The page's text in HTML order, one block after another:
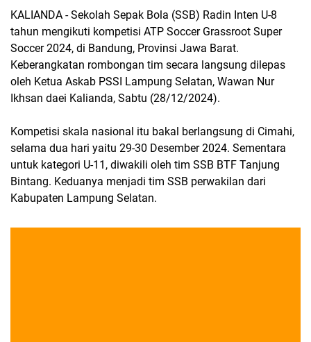
KALIANDA - Sekolah Sepak Bola (SSB) Radin Inten U-8
tahun mengikuti kompetisi ATP Soccer Grassroot Super
Soccer 2024, di Bandung, Provinsi Jawa Barat.
Keberangkatan rombongan tim secara langsung dilepas
oleh Ketua Askab PSSI Lampung Selatan, Wawan Nur
Ikhsan daei Kalianda, Sabtu (28/12/2024).
Kompetisi skala nasional itu bakal berlangsung di Cimahi,
selama dua hari yaitu 29-30 Desember 2024. Sementara
untuk kategori U-11, diwakili oleh tim SSB BTF Tanjung
Bintang. Keduanya menjadi tim SSB perwakilan dari
Kabupaten Lampung Selatan.